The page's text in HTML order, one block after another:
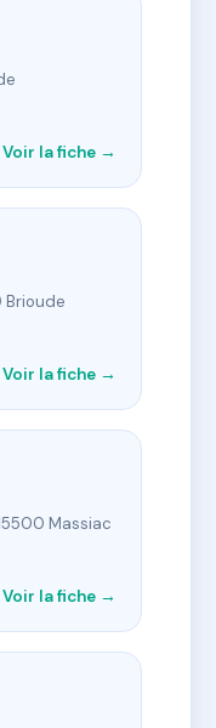
Voir la fiche →
Brioude
Voir la fiche →
Massiac
Voir la fiche →